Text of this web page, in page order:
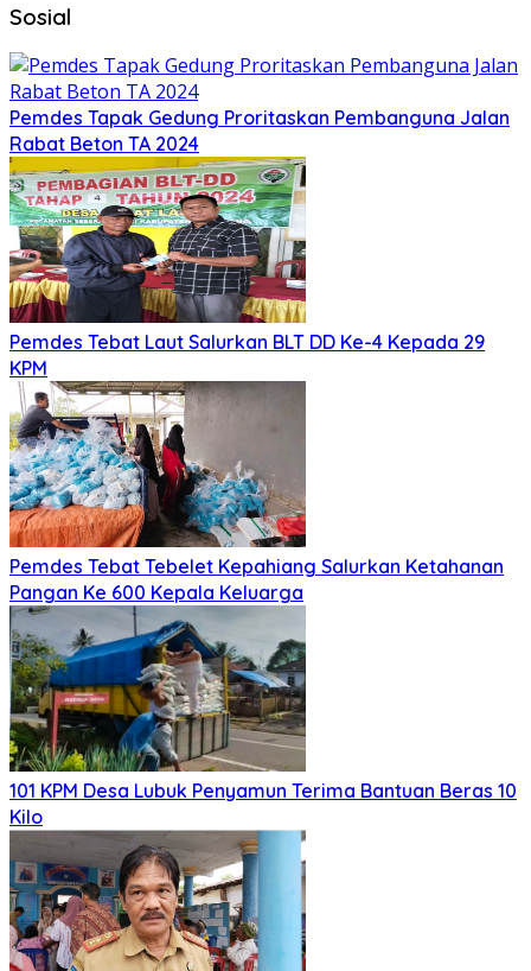
Sosial
Pemdes Tapak Gedung Proritaskan Pembanguna Jalan
Rabat Beton TA 2024
Pemdes Tebat Laut Salurkan BLT DD Ke-4 Kepada 29
KPM
Pemdes Tebat Tebelet Kepahiang Salurkan Ketahanan
Pangan Ke 600 Kepala Keluarga
101 KPM Desa Lubuk Penyamun Terima Bantuan Beras 10
Kilo